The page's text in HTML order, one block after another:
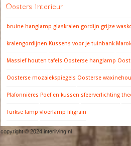
Oosters interieur
bruine hanglamp glaskralen gordijn grijze
kralengordijnen Kussens voor je tuinbank
Massief houten tafels Oosterse hanglamp
Oosterse mozaiekspiegels Oosterse
Plafonnières Poef en kussen sfeerverlichting
Turkse lamp vloerlamp filigrain
copyright © 2024 interliving.nl